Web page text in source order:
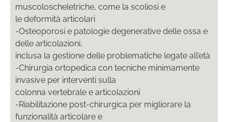
muscoloscheletriche, come la scoliosi e
le deformità articolari
-Osteoporosi e patologie degenerative delle ossa e
delle articolazioni,
inclusa la gestione delle problematiche legate all’età
-Chirurgia ortopedica con tecniche minimamente
invasive per interventi sulla
colonna vertebrale e articolazioni
-Riabilitazione post-chirurgica per migliorare la
funzionalità articolare e